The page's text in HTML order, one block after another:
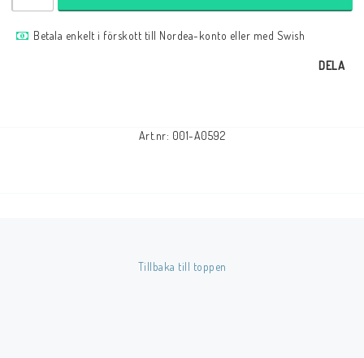
Butik på Tradera.com
Betala enkelt i förskott till Nordea-konto eller med Swish
DELA
Art.nr: 001-A0592
Tillbaka till toppen